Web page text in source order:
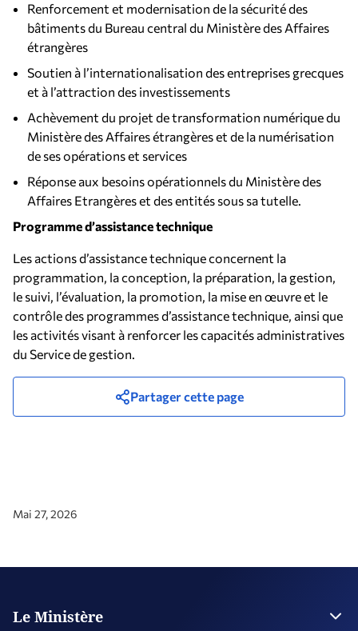
Renforcement et modernisation de la sécurité des
bâtiments du Bureau central du Ministère des Affaires
étrangères
Soutien à l’internationalisation des entreprises grecques
et à l’attraction des investissements
Achèvement du projet de transformation numérique du
Ministère des Affaires étrangères et de la numérisation
de ses opérations et services
Réponse aux besoins opérationnels du Ministère des
Affaires Etrangères et des entités sous sa tutelle.
Programme d’assistance technique
Les actions d’assistance technique concernent la
programmation, la conception, la préparation, la gestion,
le suivi, l’évaluation, la promotion, la mise en œuvre et le
contrôle des programmes d’assistance technique, ainsi que
les activités visant à renforcer les capacités administratives
du Service de gestion.
Partager cette page
Mai 27, 2026
Le Ministère